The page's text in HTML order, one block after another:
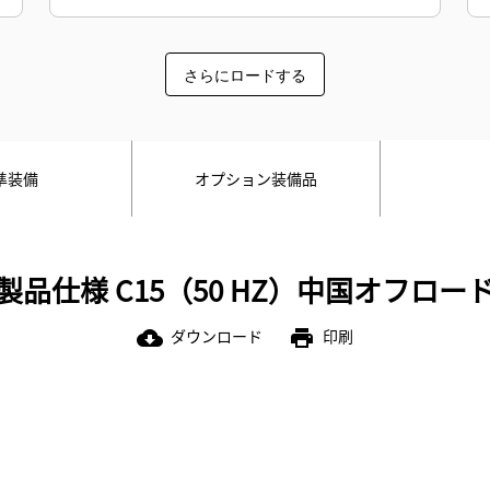
さらにロードする
装備 オプション装備品
品仕様 C15（50 HZ）中国オフロー
cloud_download ダウンロード print 印刷